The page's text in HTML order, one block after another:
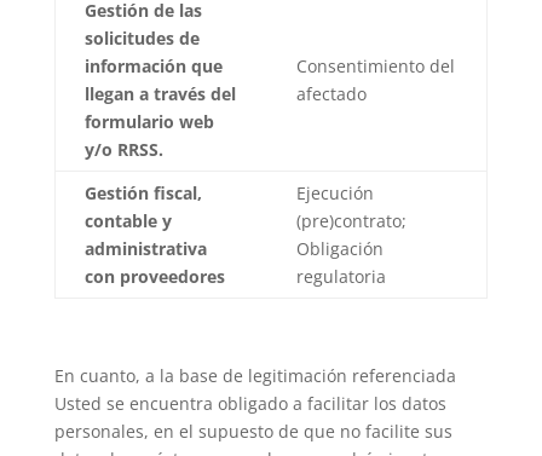
Gestión de las
solicitudes de
información que
llegan a través del
formulario web
y/o RRSS.
Consentimiento del
afectado
Gestión fiscal,
contable y
administrativa
con proveedores
Ejecución
(pre)contrato;
Obligación
regulatoria
En cuanto, a la base de legitimación referenciada
Usted se encuentra obligado a facilitar los datos
personales, en el supuesto de que no facilite sus